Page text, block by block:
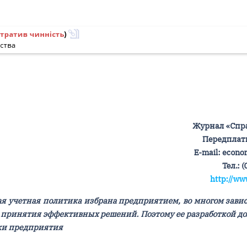
чинність)
Журнал
Е-mail:
Тел.:
http://
учетная политика избрана предприятием, во многом
эффективных решений. Поэтому ее разработкой
предприятия